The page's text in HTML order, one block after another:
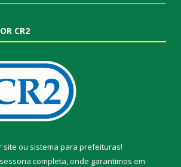
CR2
site ou sistema para prefeituras!
completa, onde garantimos em